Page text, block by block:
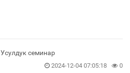
Усулдук семинар
2024-12-04 07:05:18 0